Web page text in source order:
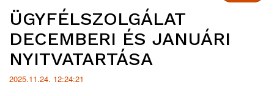
ÜGYFÉLSZOLGÁLAT
DECEMBERI ÉS JANUÁRI
NYITVATARTÁSA
2025.11.24. 12:24:21